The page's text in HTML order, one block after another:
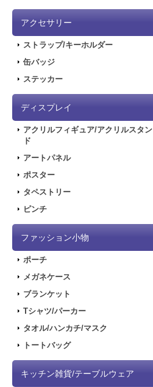
アクセサリー
ストラップ/キーホルダー
缶バッジ
ステッカー
ディスプレイ
アクリルフィギュア/アクリルスタン
ド
アートパネル
ポスター
タペストリー
ピンチ
ファッション小物
ポーチ
メガネケース
ブランケット
Tシャツ/パーカー
タオル/ハンカチ/マスク
トートバッグ
キッチン雑貨/テーブルウェア